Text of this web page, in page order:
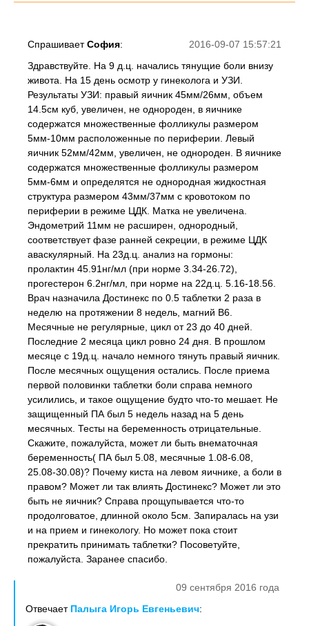
2016-09-07 15:57:21
СпрашиваетСофия:
Здравствуйте. На 9 д.ц. начались тянущие боли внизу
живота. На 15 день осмотр у гинеколога и УЗИ.
Результаты УЗИ: правый яичник 45мм/26мм, объем
14.5см куб, увеличен, не однороден, в яичнике
содержатся множественные фолликулы размером
5мм-10мм расположенные по периферии. Левый
яичник 52мм/42мм, увеличен, не однороден. В яичнике
содержатся множественные фолликулы размером
5мм-6мм и определятся не однородная жидкостная
структура размером 43мм/37мм с кровотоком по
периферии в режиме ЦДК. Матка не увеличена.
Эндометрий 11мм не расширен, однородный,
соответствует фазе ранней секреции, в режиме ЦДК
аваскулярный. На 23д.ц. анализ на гормоны:
пролактин 45.91нг/мл (при норме 3.34-26.72),
прогестерон 6.2нг/мл, при норме на 22д.ц. 5.16-18.56.
Врач назначила Достинекс по 0.5 таблетки 2 раза в
неделю на протяжении 8 недель, магний B6.
Месячные не регулярные, цикл от 23 до 40 дней.
Последние 2 месяца цикл ровно 24 дня. В прошлом
месяце с 19д.ц. начало немного тянуть правый яичник.
После месячных ощущения остались. После приема
первой половинки таблетки боли справа немного
усилились, и такое ощущение будто что-то мешает. Не
защищенный ПА был 5 недель назад на 5 день
месячных. Тесты на беременность отрицательные.
Скажите, пожалуйста, может ли быть внематочная
беременность( ПА был 5.08, месячные 1.08-6.08,
25.08-30.08)? Почему киста на левом яичнике, а боли в
правом? Может ли так влиять Достинекс? Может ли это
быть не яичник? Справа прощупывается что-то
продолговатое, длинной около 5см. Запиралась на узи
и на прием и гинекологу. Но может пока стоит
прекратить принимать таблетки? Посоветуйте,
пожалуйста. Заранее спасибо.
09 сентября 2016 года
Отвечает Палыга Игорь Евгеньевич: